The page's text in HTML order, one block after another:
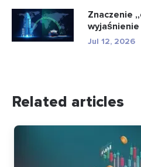
Znaczenie
wyjaśnienie
Jul 12, 2026
Related articles